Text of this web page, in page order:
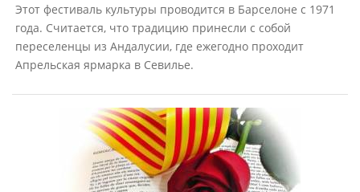
Этот фестиваль культуры проводится в Барселоне с 1971
года. Считается, что традицию принесли с собой
переселенцы из Андалусии, где ежегодно проходит
Апрельская ярмарка в Севилье.